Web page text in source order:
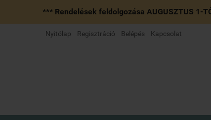
*** Rendelések feldolgozása AUGUSZTUS 1-
Nyitólap Regisztráció Belépés Kapcsolat